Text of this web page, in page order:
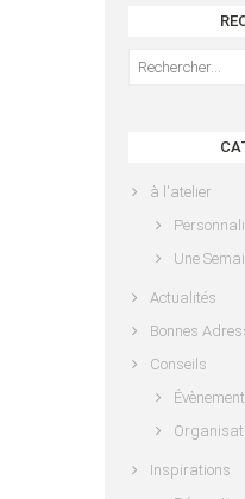
Rechercher :
à l'atelier
Une
Actualités
Bonnes
Conseils
Inspirations